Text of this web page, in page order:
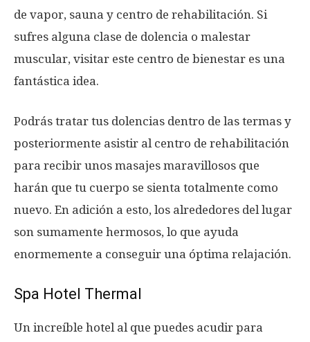
de vapor, sauna y centro de rehabilitación. Si
sufres alguna clase de dolencia o malestar
muscular, visitar este centro de bienestar es una
fantástica idea.
Podrás tratar tus dolencias dentro de las termas y
posteriormente asistir al centro de rehabilitación
para recibir unos masajes maravillosos que
harán que tu cuerpo se sienta totalmente como
nuevo. En adición a esto, los alrededores del lugar
son sumamente hermosos, lo que ayuda
enormemente a conseguir una óptima relajación.
Spa Hotel Thermal
Un increíble hotel al que puedes acudir para